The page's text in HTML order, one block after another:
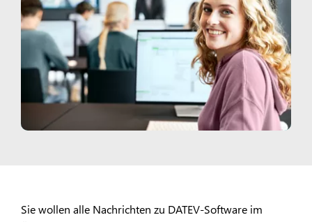
Sie wollen alle Nachrichten zu DATEV-Software im